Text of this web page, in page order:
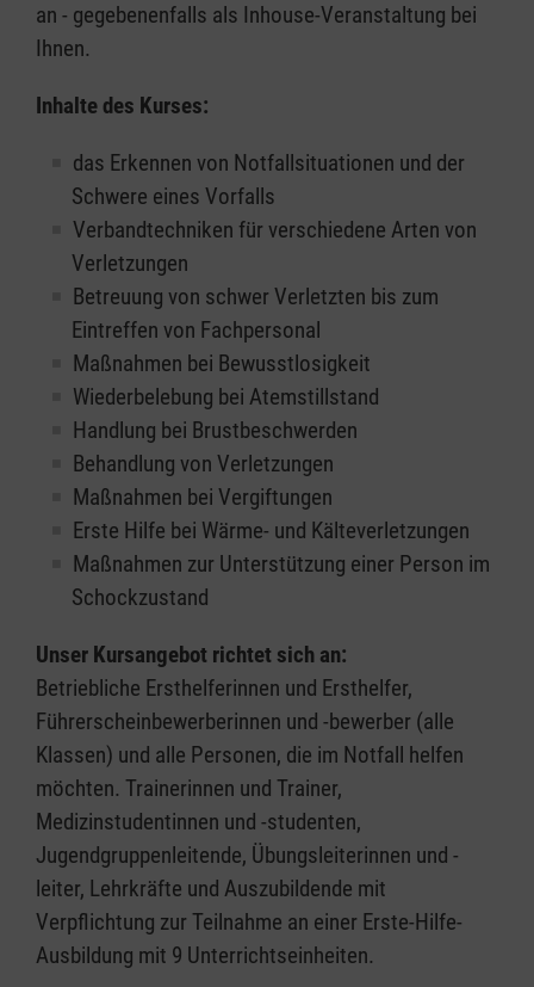
an - gegebenenfalls als Inhouse-Veranstaltung bei
Ihnen.
Inhalte des Kurses:
das Erkennen von Notfallsituationen und der
Schwere eines Vorfalls
Verbandtechniken für verschiedene Arten von
Verletzungen
Betreuung von schwer Verletzten bis zum
Eintreffen von Fachpersonal
Maßnahmen bei Bewusstlosigkeit
Wiederbelebung bei Atemstillstand
Handlung bei Brustbeschwerden
Behandlung von Verletzungen
Maßnahmen bei Vergiftungen
Erste Hilfe bei Wärme- und Kälteverletzungen
Maßnahmen zur Unterstützung einer Person im
Schockzustand
Unser Kursangebot richtet sich an:
Betriebliche Ersthelferinnen und Ersthelfer,
Führerscheinbewerberinnen und -bewerber (alle
Klassen) und alle Personen, die im Notfall helfen
möchten. Trainerinnen und Trainer,
Medizinstudentinnen und -studenten,
Jugendgruppenleitende, Übungsleiterinnen und -
leiter, Lehrkräfte und Auszubildende mit
Verpflichtung zur Teilnahme an einer Erste-Hilfe-
Ausbildung mit 9 Unterrichtseinheiten.